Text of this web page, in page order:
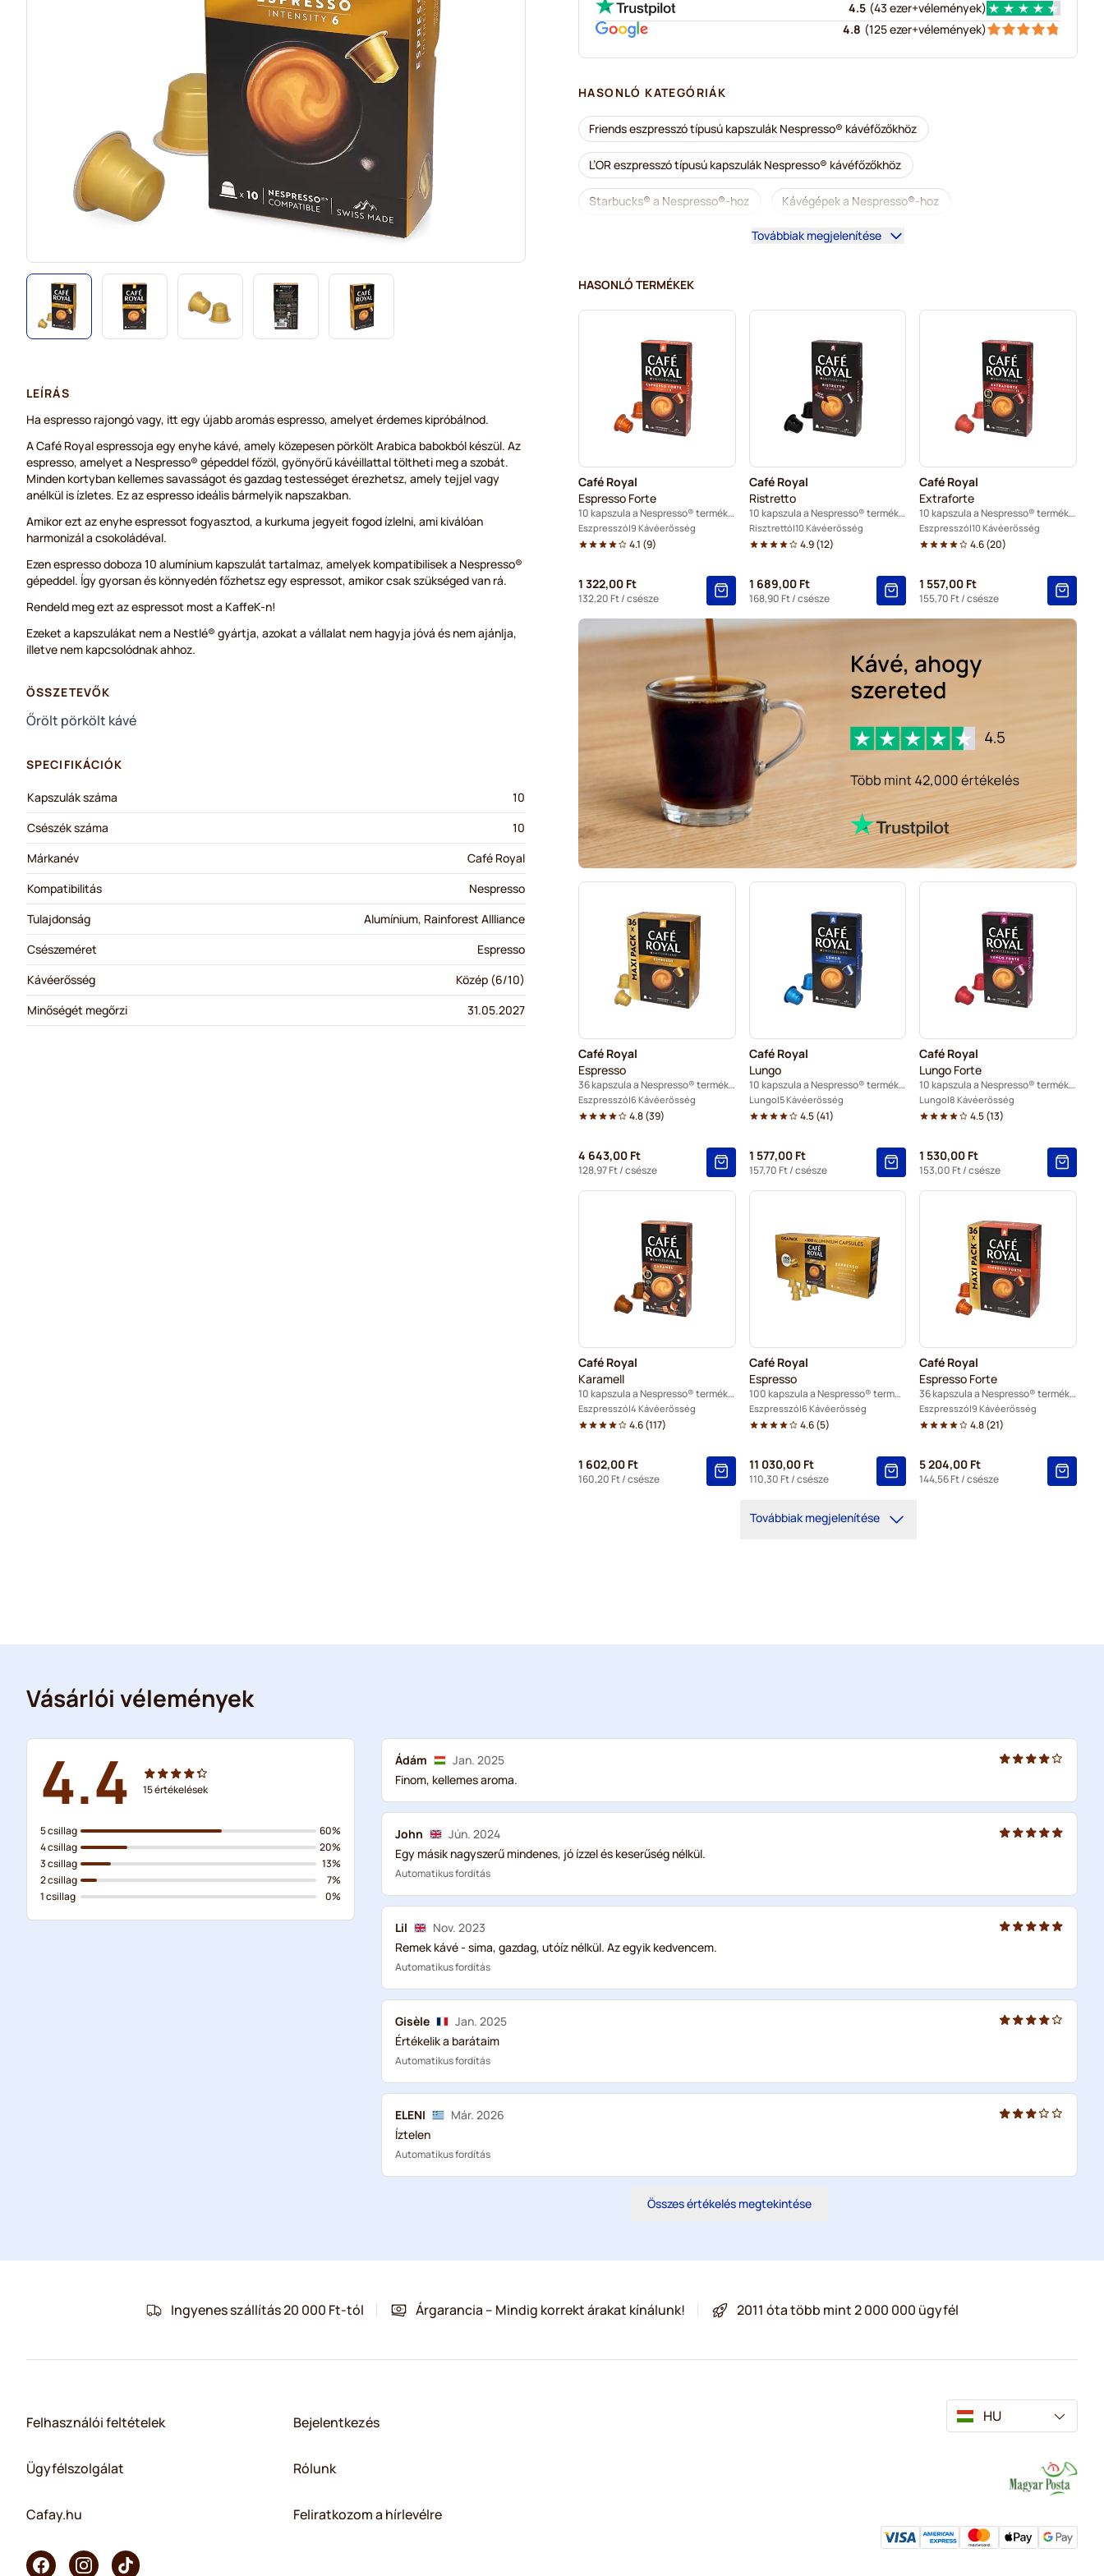
4.5 (43 ezer+vélemények)
4.8 (125 ezer+vélemények)
HASONLÓ KATEGÓRIÁK
Friends eszpresszó típusú kapszulák Nespresso® kávéfőzőkhöz
L’OR eszpresszó típusú kapszulák Nespresso® kávéfőzőkhöz
Starbucks® a Nespresso®-hoz Kávégépek a Nespresso®-hoz
Lungo-kapszulák Nespresso®-hoz illy kapszulák Nespresso® kávéfőzőkhöz
Vízkőoldás és tisztítás Nespresso®-hoz L’OR kapszulák Nespresso® kávéfőzőkhöz
Segafredo kapszulák Nespresso® kávéfőzőkhöz
Café René kapszulák Nespresso® kávéfőzőkhöz
Caffè Borbone kapszulák Nespresso® kávéfőzőkhöz Kapszulák Nespresso®-hoz
Belmio kapszulák Nespresso® kávéfőzőkhöz
Friele kapszulák Nespresso® kávéfőzőkhöz
Tonino Lamborghini kapszulák Nespresso® kávéfőzőkhöz
Café Royal kapszulák Nespresso® kávéfőzőkhöz
Továbbiak megjelenítése
HASONLÓ TERMÉKEK
Café Royal
Espresso Forte
10 kapszula a Nespresso® termékhez
Eszpresszó 9 Kávéerősség
4.1 (9)
1 322,00 Ft
132,20 Ft/ csésze
Café Royal
Ristretto
10 kapszula a Nespresso® termékhez
Risztrettó 10 Kávéerősség
4.9(12)
1 689,00 Ft
168,90 Ft/ csésze
Café Royal
Extraforte
10 kapszula a Nespresso® termékhez
Eszpresszó 10 Kávéerősség
4.6(20)
1 557,00 Ft
155,70 Ft/ csésze
Café Royal
Espresso
36 kapszula a Nespresso® termékhez
Eszpresszó 6 Kávéerősség
4.8(39)
4 643,00 Ft
128,97 Ft/ csésze
Café Royal
Lungo
10 kapszula a Nespresso® termékhez
Lungo 5 Kávéerősség
4.5(41)
1 577,00 Ft
157,70 Ft/ csésze
Café Royal
Lungo Forte
10 kapszula a Nespresso® termékhez
Lungo 8 Kávéerősség
4.5(13)
1 530,00 Ft
153,00 Ft/ csésze
Café Royal
Karamell
10 kapszula a Nespresso® termékhez
Eszpresszó 4 Kávéerősség
4.6(117)
1 602,00 Ft
160,20 Ft/ csésze
Café Royal
Espresso
100 kapszula a Nespresso® termékhez
Eszpresszó 6 Kávéerősség
4.6(5)
11 030,00 Ft
110,30 Ft/ csésze
Café Royal
Espresso Forte
36 kapszula a Nespresso® termékhez
Eszpresszó 9 Kávéerősség
4.8(21)
5 204,00 Ft
144,56 Ft/ csésze
Továbbiak megjelenítése
LEÍRÁS
Ha espresso rajongó vagy, itt egy újabb aromás espresso, amelyet érdemes kipróbálnod.
A Café Royal espressoja egy enyhe kávé, amely közepesen pörkölt Arabica babokból készül. Az
espresso, amelyet a Nespresso® gépeddel főzöl, gyönyörű kávéillattal töltheti meg a szobát.
Minden kortyban kellemes savasságot és gazdag testességet érezhetsz, amely tejjel vagy
anélkül is ízletes. Ez az espresso ideális bármelyik napszakban.
Amikor ezt az enyhe espressot fogyasztod, a kurkuma jegyeit fogod ízlelni, ami kiválóan
harmonizál a csokoládéval.
Ezen espresso doboza 10 alumínium kapszulát tartalmaz, amelyek kompatibilisek a Nespresso®
gépeddel. Így gyorsan és könnyedén főzhetsz egy espressot, amikor csak szükséged van rá.
Rendeld meg ezt az espressot most a KaffeK-n!
Ezeket a kapszulákat nem a Nestlé® gyártja, azokat a vállalat nem hagyja jóvá és nem ajánlja,
illetve nem kapcsolódnak ahhoz.
ÖSSZETEVŐK
Őrölt pörkölt kávé
SPECIFIKÁCIÓK
Kapszulák száma
10
Csészék száma
10
Márkanév
Café Royal
Kompatibilitás
Nespresso
Tulajdonság
Alumínium, Rainforest Allliance
Csészeméret
Espresso
Kávéerősség
Közép (6/10)
Minőségét megőrzi
31.05.2027
Vásárlói vélemények
4.4 15értékelések
5 csillag
4 csillag
3 csillag
2 csillag
1 csillag
60%
20%
13%
7%
0%
Ádám
Jan. 2025
Finom, kellemes aroma.
John
Jún. 2024
Egy másik nagyszerű mindenes, jó ízzel és keserűség nélkül.
Automatikus fordítás
Lil
Nov. 2023
Remek kávé - sima, gazdag, utóíz nélkül. Az egyik kedvencem.
Automatikus fordítás
Gisèle
Jan. 2025
Értékelik a barátaim
Automatikus fordítás
ELENI
Már. 2026
Íztelen
Automatikus fordítás
Összes értékelés megtekintése
Ingyenes szállítás 20 000 Ft-tól Árgarancia – Mindig korrekt árakat kínálunk! 2011 óta több mint 2 000 000 ügyfél
Felhasználói feltételek
Ügyfélszolgálat
Cafay.hu
Bejelentkezés
Rólunk
Feliratkozom a hírlevélre
HU